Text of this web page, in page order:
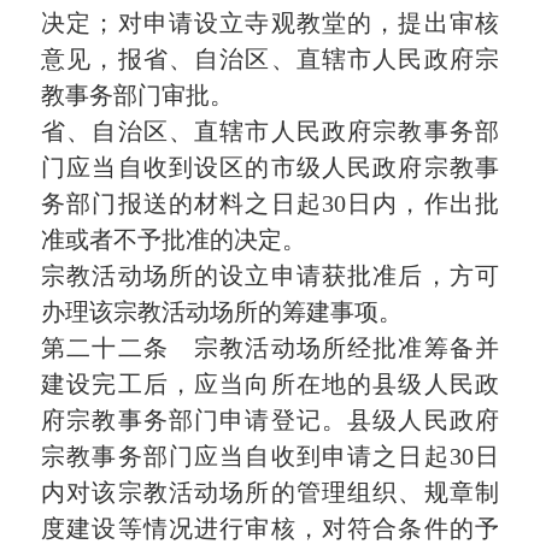
决定；对申请设立寺观教堂的，提出审核
意见，报省、自治区、直辖市人民政府宗
教事务部门审批。
省、自治区、直辖市人民政府宗教事务部
门应当自收到设区的市级人民政府宗教事
务部门报送的材料之日起30日内，作出批
准或者不予批准的决定。
宗教活动场所的设立申请获批准后，方可
办理该宗教活动场所的筹建事项。
第二十二条 宗教活动场所经批准筹备并
建设完工后，应当向所在地的县级人民政
府宗教事务部门申请登记。县级人民政府
宗教事务部门应当自收到申请之日起30日
内对该宗教活动场所的管理组织、规章制
度建设等情况进行审核，对符合条件的予